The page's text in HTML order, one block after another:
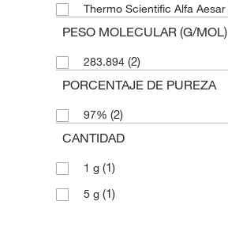
Thermo Scientific Alfa Aesar
PESO MOLECULAR (G/MOL)
283.894 (2)
PORCENTAJE DE PUREZA
97% (2)
CANTIDAD
1 g (1)
5 g (1)